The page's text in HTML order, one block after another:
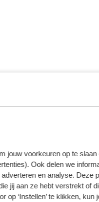
jouw voorkeuren op te slaan
Ook delen we
en analyse. Deze
jij aan ze hebt verstrekt of
‘Instellen’ te klikken, kun